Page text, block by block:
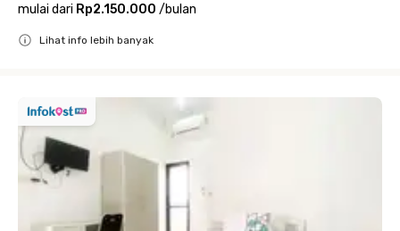
mulai dari Rp2.150.000 /bulan
Lihat info lebih banyak